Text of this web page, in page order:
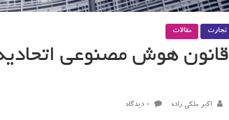
تجارت مقالات
هوش مصنوعی
اکبر ملکی زاده ۰ دیدگاه